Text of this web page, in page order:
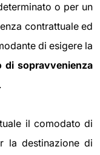
o per un
contrattuale ed
di esigere la
di sopravvenienza
.
il comodato di
la destinazione di